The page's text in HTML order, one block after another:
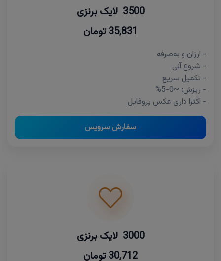
3500 لایک برنزی
35,831 تومان
- ارزان و به‌صرفه
- شروع آنی
- تکمیل سریع
- ریزش: ~0-5%
- اکثرا داری عکس پروفایل
سفارش سرویس
3000 لایک برنزی
30,712 تومان